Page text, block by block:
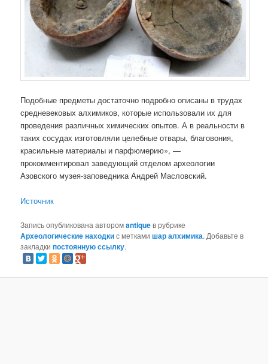
Подобные предметы достаточно подробно описаны в трудах
средневековых алхимиков, которые использовали их для
проведения различных химических опытов. А в реальности в
таких сосудах изготовляли целебные отвары, благовония,
красильные материалы и парфюмерию», —
прокомментировал заведующий отделом археологии
Азовского музея-заповедника Андрей Масловский.
Источник
Запись опубликована авторомantiqueв рубрике
Археологические находкис меткамишар алхимика. Добавьте в
закладкипостоянную ссылку.